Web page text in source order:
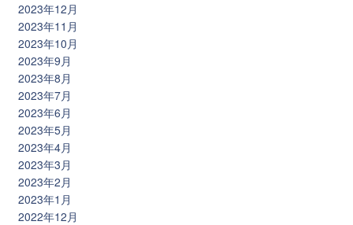
2023年12月
2023年11月
2023年10月
2023年9月
2023年8月
2023年7月
2023年6月
2023年5月
2023年4月
2023年3月
2023年2月
2023年1月
2022年12月